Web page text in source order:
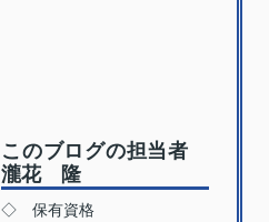
このブログの担当者
瀧花 隆
◇ 保有資格